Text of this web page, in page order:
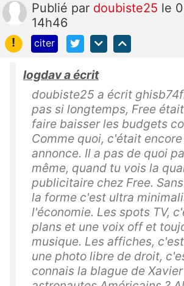
Publié par doubiste25 le
14h46
!
citer
logdav a écrit
doubiste25 a écrit
pas si longtemps, Free
faire baisser les budgets
Comme quoi, c'était
annonce. Il a pas de quoi
même, quand tu vois la
publicitaire chez Free.
la forme c'est ultra
l'économie. Les spots TV,
plans et une voix off et
musique. Les affiches,
une photo libre de droit,
connais la blague de